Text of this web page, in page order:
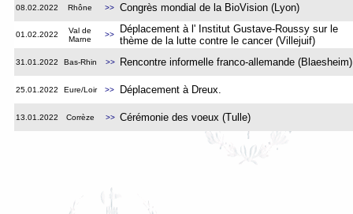
08.02.2022 Rhône >> Congrès mondial de la BioVision (Lyon)
01.02.2022
Val de
Marne
>>
Déplacement à l' Institut Gustave-Roussy sur le
thème de la lutte contre le cancer (Villejuif)
31.01.2022 Bas-Rhin >> Rencontre informelle franco-allemande (Blaesheim)
25.01.2022 Eure/Loir >> Déplacement à Dreux.
13.01.2022 Corrèze >> Cérémonie des voeux (Tulle)